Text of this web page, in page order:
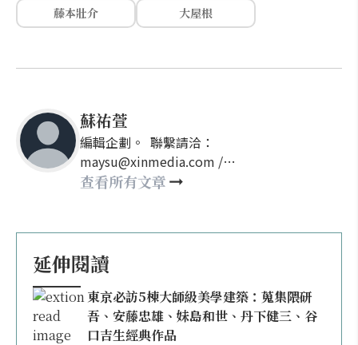
藤本壯介
大屋根
蘇祐萱
編輯企劃。 聯繫請洽：
maysu@xinmedia.com /
may860527@gmail.com
查看所有文章
延伸閱讀
東京必訪5棟大師級美學建築：蒐集隈研
吾、安藤忠雄、妹島和世、丹下健三、谷
口吉生經典作品